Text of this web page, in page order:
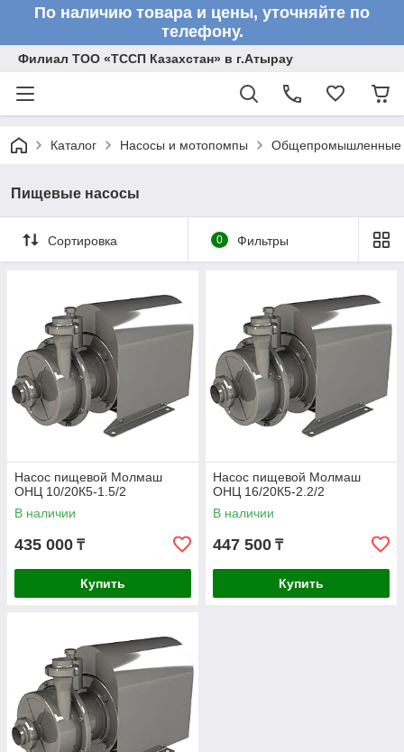
По наличию товара и цены, уточняйте по
телефону.
Филиал ТОО «ТССП Казахстан» в г.Атырау
Каталог Насосы и мотопомпы Общепромышленные
Пищевые насосы
Сортировка 0 Фильтры
Насос пищевой Молмаш
ОНЦ 10/20К5-1.5/2
В наличии
435 000 ₸
Купить
Насос пищевой Молмаш
ОНЦ 16/20К5-2.2/2
В наличии
447 500 ₸
Купить